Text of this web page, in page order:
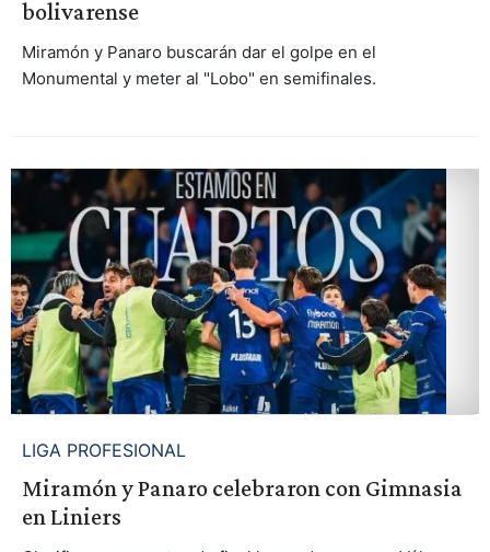
bolivarense
Miramón y Panaro buscarán dar el golpe en el
Monumental y meter al "Lobo" en semifinales.
LIGA PROFESIONAL
Miramón y Panaro celebraron con Gimnasia
en Liniers